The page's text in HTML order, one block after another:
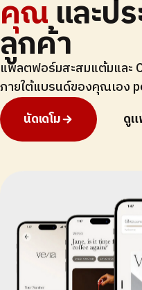
คุณและป
ลูกค้า
แพลตฟอร์มสะสมแต้มและ
ภายใต้แบรนด์ของคุณเอง
นัดเดโม ดูแ